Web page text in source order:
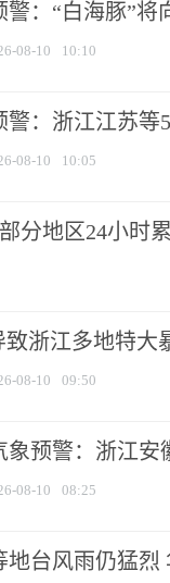
警：“白海豚”
08-10 10:10
警：浙江江苏等
08-10 10:05
分地区24小时
致浙江多地特大
08-10 09:50
象预警：浙江安
08-10 08:25
地台风雨仍猛烈